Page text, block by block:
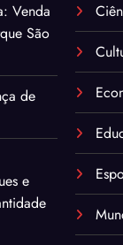
Venda
São
de
e